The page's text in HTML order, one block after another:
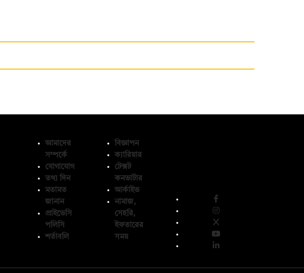
আমাদের
সম্পর্কে
যোগাযোগ
তথ্য দিন
মতামত
জানান
প্রাইভেসি
পলিসি
শর্তাবলি
বিজ্ঞাপন
ক্যারিয়ার
টেক্সট
কনভার্টার
আর্কাইভ
নামাজ,
সেহরি,
ইফতারের
সময়